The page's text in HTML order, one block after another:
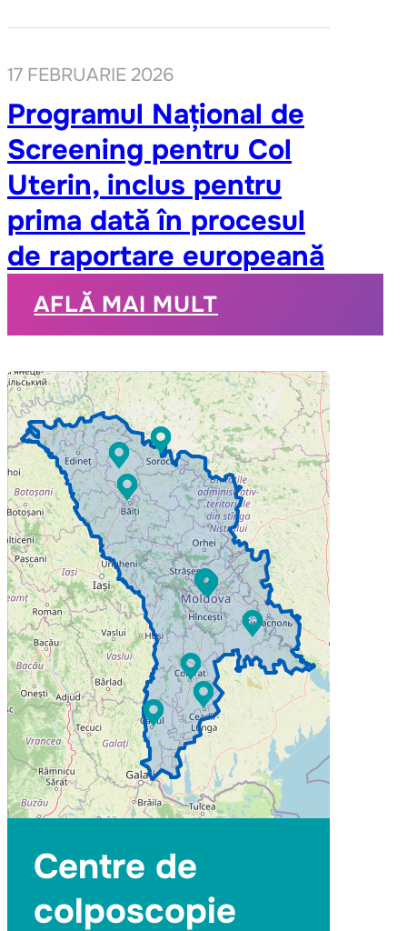
17 FEBRUARIE 2026
Programul Național de
Screening pentru Col
Uterin, inclus pentru
prima dată în procesul
de raportare europeană
AFLĂ MAI MULT
Centre de
colposcopie